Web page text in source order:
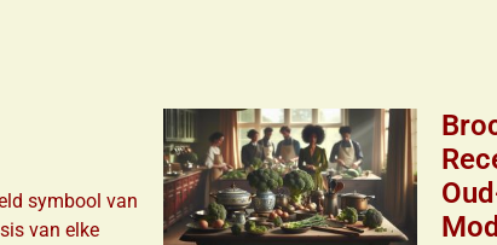
symbool van
van elke